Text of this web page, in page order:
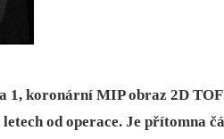
1, koronární MIP obraz 2D
od operace. Je přítomna